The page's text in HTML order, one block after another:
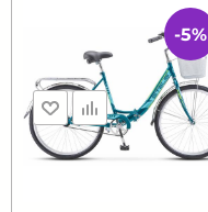
-5%